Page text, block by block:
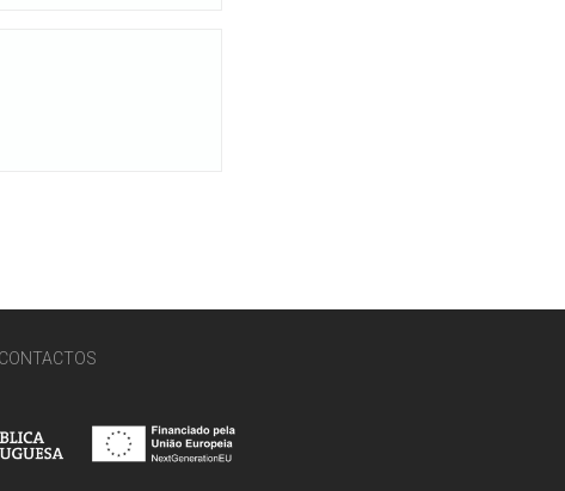
CONTACTOS